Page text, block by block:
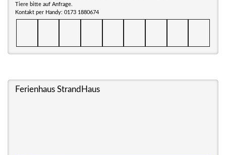
Tiere bitte auf Anfrage.
Kontakt per Handy: 0173 1880674
Ferienhaus StrandHaus